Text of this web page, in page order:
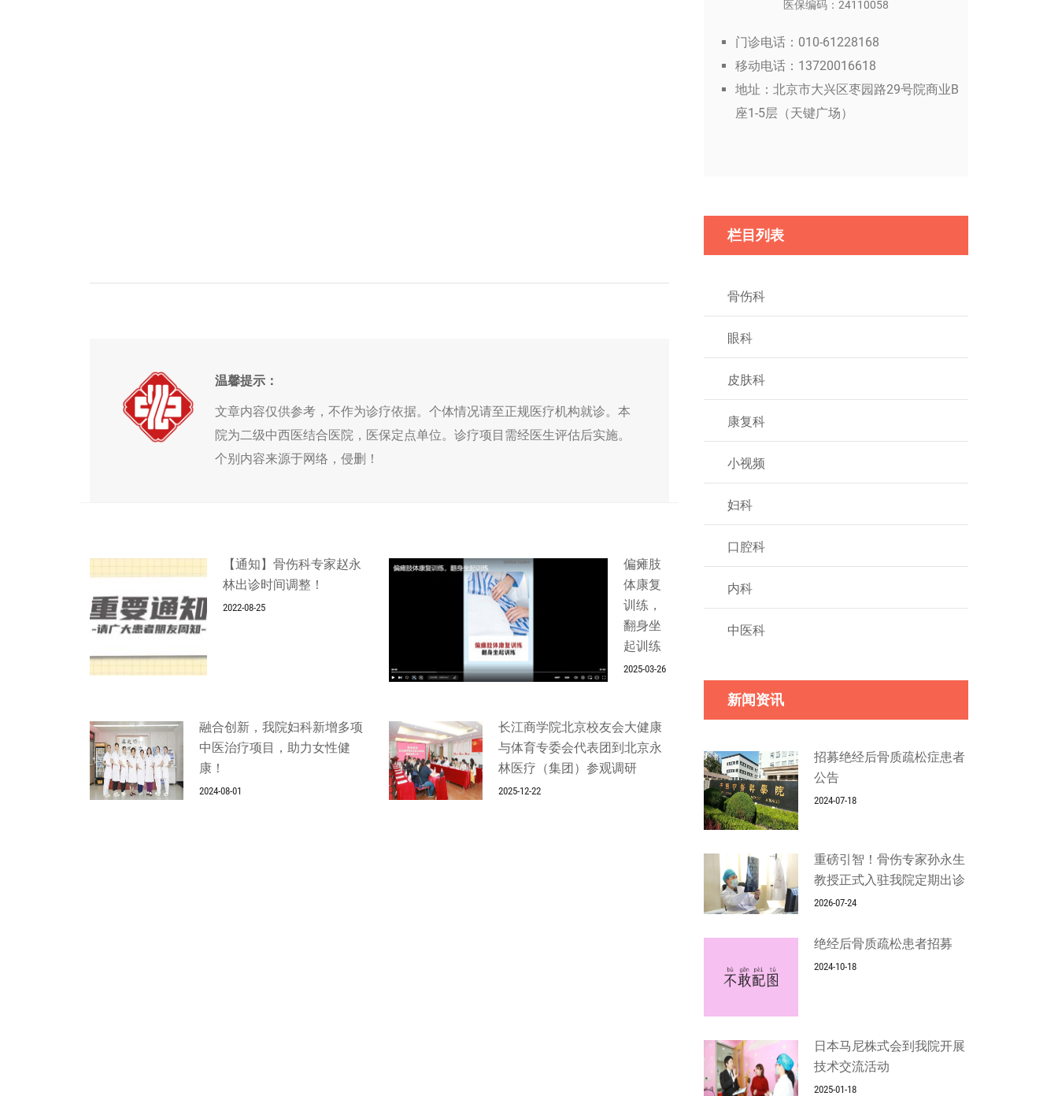
温馨提示：
文章内容仅供参考，不作为诊疗依据。个体情况请至正规医疗机构就诊。本
院为二级中西医结合医院，医保定点单位。诊疗项目需经医生评估后实施。
个别内容来源于网络，侵删！
【通知】骨伤科专家赵永
林出诊时间调整！
2022-08-25
偏瘫肢
体康复
训练，
翻身坐
起训练
2025-03-26
融合创新，我院妇科新增多项
中医治疗项目，助力女性健
康！
2024-08-01
长江商学院北京校友会大健康
与体育专委会代表团到北京永
林医疗（集团）参观调研
2025-12-22
医保编码：24110058
门诊电话：010-61228168
移动电话：13720016618
地址：北京市大兴区枣园路29号院商业B
座1-5层（天键广场）
栏目列表
骨伤科
眼科
皮肤科
康复科
小视频
妇科
口腔科
内科
中医科
新闻资讯
招募绝经后骨质疏松症患者
公告
2024-07-18
重磅引智！骨伤专家孙永生
教授正式入驻我院定期出诊
2026-07-24
绝经后骨质疏松患者招募
2024-10-18
日本马尼株式会到我院开展
技术交流活动
2025-01-18